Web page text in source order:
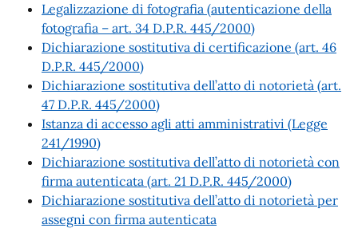
Legalizzazione di fotografia (autenticazione della
fotografia – art. 34 D.P.R. 445/2000)
Dichiarazione sostitutiva di certificazione (art. 46
D.P.R. 445/2000)
Dichiarazione sostitutiva dell’atto di notorietà (art.
47 D.P.R. 445/2000)
Istanza di accesso agli atti amministrativi (Legge
241/1990)
Dichiarazione sostitutiva dell’atto di notorietà con
firma autenticata (art. 21 D.P.R. 445/2000)
Dichiarazione sostitutiva dell’atto di notorietà per
assegni con firma autenticata